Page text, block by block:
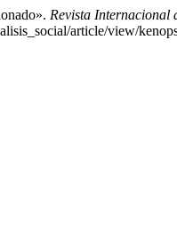
Revista Internacional
article/view/